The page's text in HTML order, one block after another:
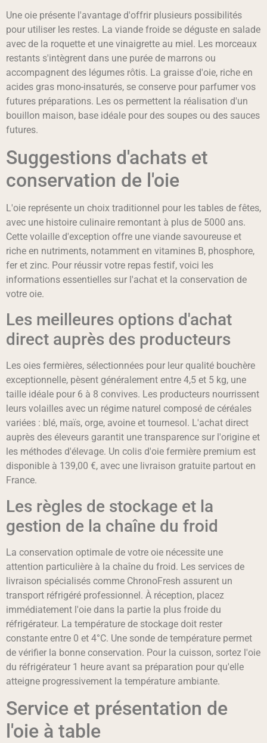
Une oie présente l'avantage d'offrir plusieurs possibilités
pour utiliser les restes. La viande froide se déguste en salade
avec de la roquette et une vinaigrette au miel. Les morceaux
restants s'intègrent dans une purée de marrons ou
accompagnent des légumes rôtis. La graisse d'oie, riche en
acides gras mono-insaturés, se conserve pour parfumer vos
futures préparations. Les os permettent la réalisation d'un
bouillon maison, base idéale pour des soupes ou des sauces
futures.
Suggestions d'achats et
conservation de l'oie
L'oie représente un choix traditionnel pour les tables de fêtes,
avec une histoire culinaire remontant à plus de 5000 ans.
Cette volaille d'exception offre une viande savoureuse et
riche en nutriments, notamment en vitamines B, phosphore,
fer et zinc. Pour réussir votre repas festif, voici les
informations essentielles sur l'achat et la conservation de
votre oie.
Les meilleures options d'achat
direct auprès des producteurs
Les oies fermières, sélectionnées pour leur qualité bouchère
exceptionnelle, pèsent généralement entre 4,5 et 5 kg, une
taille idéale pour 6 à 8 convives. Les producteurs nourrissent
leurs volailles avec un régime naturel composé de céréales
variées : blé, maïs, orge, avoine et tournesol. L'achat direct
auprès des éleveurs garantit une transparence sur l'origine et
les méthodes d'élevage. Un colis d'oie fermière premium est
disponible à 139,00 €, avec une livraison gratuite partout en
France.
Les règles de stockage et la
gestion de la chaîne du froid
La conservation optimale de votre oie nécessite une
attention particulière à la chaîne du froid. Les services de
livraison spécialisés comme ChronoFresh assurent un
transport réfrigéré professionnel. À réception, placez
immédiatement l'oie dans la partie la plus froide du
réfrigérateur. La température de stockage doit rester
constante entre 0 et 4°C. Une sonde de température permet
de vérifier la bonne conservation. Pour la cuisson, sortez l'oie
du réfrigérateur 1 heure avant sa préparation pour qu'elle
atteigne progressivement la température ambiante.
Service et présentation de
l'oie à table